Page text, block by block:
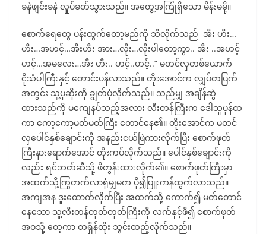
ခနဲဖျင်းခနဲ လှုပ်ခတ်သွားသည်။ အတွေ့အကြုံရှိသော မိန်းမမို့။
စောက်ရေတွေ ပန်းထွက်တော့မည်ကို သိလိုက်သည် အီး ဟီး…
ဟီး…အဟင့်…အီးဟီး အား…လိုး…လိုးပါတော့ကွာ.. အီး ..အဟင့်
ဟင့်…အမလေး…အီး ဟီး.. ဟင့်..ဟင့်..” မတင်လှတစ်ယောက်
ငိုသံပါကြီးနှင့် တောင်းပန်လာသည်။ တိုးအောင်က လျှပ်တပြက်
အတွင်း သူ့ပုဆိုးကို ချွတ်ပုံလိုက်သည်။ သည်မျှ အချိန်ဆွဲ
ထားသည်ကို မကျေနပ်သည့်အလား လီးတန်ကြီးက ဒေါသူပုန်ထ
ကာ ကော့ကော့မတ်မတ်ကြီး တောင်နေ၏။ တိုးအောင်က မတင်
လှပေါင်နှစ်ချောင်းကို အနည်းငယ်ဖြဲကားလိုက်ပြီး စောက်ဖုတ်
ကြီးနားရောက်အောင် တိုးကပ်လိုက်သည်။ ပေါင်နှစ်ချောင်းကို
လည်း ရင်ဘတ်ဆီသို့ ဖိတွန်းထားလိုက်၏။ စောက်ဖုတ်ကြီးမှာ
အထက်သို့ကြွတက်လာရုံမျှမက ပို၍ပြူးကန်ထွက်လာသည်။
အကျအန ဒူးထောက်လိုက်ပြီး အထက်သို့ ကောက်၍ မတ်တောင်
နေသော သူ့လီးတန်တုတ်တုတ်ကြီးကို လက်နှင့်ဖိ၍ စောက်ဖုတ်
အဝသို့ တေ့ကာ တရှိန်ထိုး သွင်းထည့်လိုက်သည်။